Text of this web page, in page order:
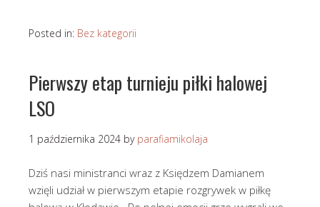
Posted in: Bez kategorii
Pierwszy etap turnieju piłki halowej
LSO
1 października 2024 by parafiamikolaja
Dziś nasi ministranci wraz z Księdzem Damianem
wzięli udział w pierwszym etapie rozgrywek w piłkę